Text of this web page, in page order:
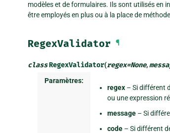
modèles et de formulaires. Ils sont utilisés en
être employés en plus ou à la place de
RegexValidator ¶
classRegexValidator(regex=None,
Paramètres:
regex– Si différent
ou une expression
message– Si
code– Si différent